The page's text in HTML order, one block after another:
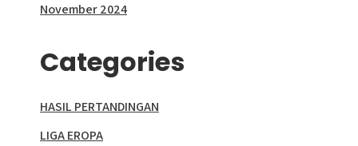
November 2024
Categories
HASIL PERTANDINGAN
LIGA EROPA